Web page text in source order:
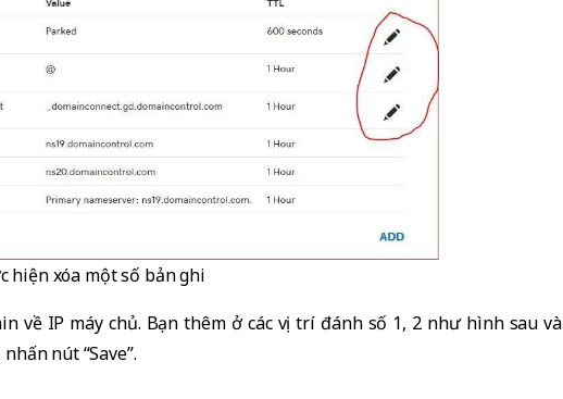
hiện xóa một số bản ghi
về IP máy chủ. Bạn thêm ở các vị trí đánh số 1, 2 như hình sau và
nút “Save”.